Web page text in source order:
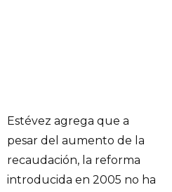
Estévez agrega que a
pesar del aumento de la
recaudación, la reforma
introducida en 2005 no ha